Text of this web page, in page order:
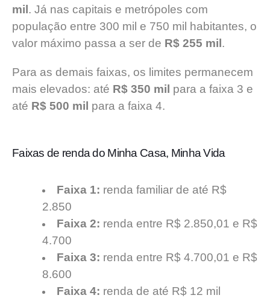
mil . Já nas capitais e metrópoles com
população entre 300 mil e 750 mil habitantes, o
valor máximo passa a ser de R$ 255 mil .
Para as demais faixas, os limites permanecem
mais elevados: até R$ 350 mil para a faixa 3 e
até R$ 500 mil para a faixa 4.
Faixas de renda do Minha Casa, Minha Vida
Faixa 1: renda familiar de até R$
2.850
Faixa 2: renda entre R$ 2.850,01 e R$
4.700
Faixa 3: renda entre R$ 4.700,01 e R$
8.600
Faixa 4: renda de até R$ 12 mil